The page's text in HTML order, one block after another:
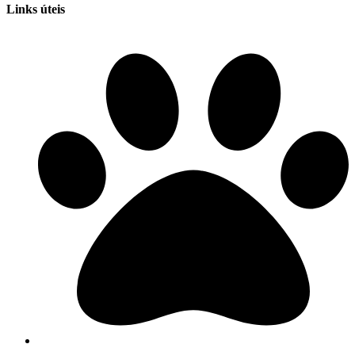
Links úteis